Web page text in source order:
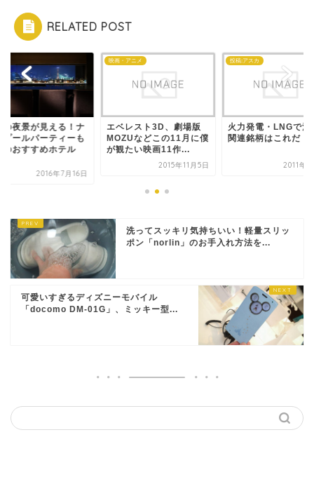
RELATED POST
の夜景が見える！ナ
プールパーティーも
のおすすめホテル
2016年7月16日
映画・アニメ
エベレスト3D、劇場版
MOZUなどこの11月に僕
が観たい映画11作...
2015年11月5日
投稿:アスカ
火力発電・LNGで注
関連銘柄はこれだ！
2011年7
洗ってスッキリ気持ちいい！軽量スリッ
ポン「norlin」のお手入れ方法を...
可愛いすぎるディズニーモバイル
「docomo DM-01G」、ミッキー型...